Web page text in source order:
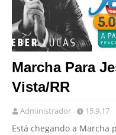
Marcha Para
Vista/RR
Administrador 15.9.17
Está chegando a Marcha